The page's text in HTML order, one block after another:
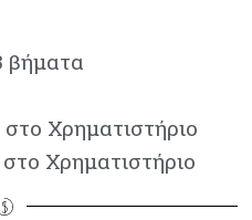
βήματα
Χρηματιστήριο
Χρηματιστήριο